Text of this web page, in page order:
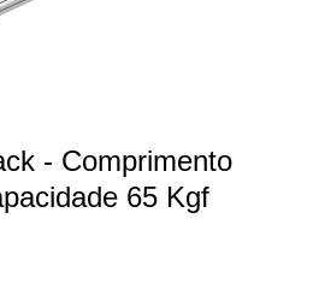
- Comprimento
65 Kgf